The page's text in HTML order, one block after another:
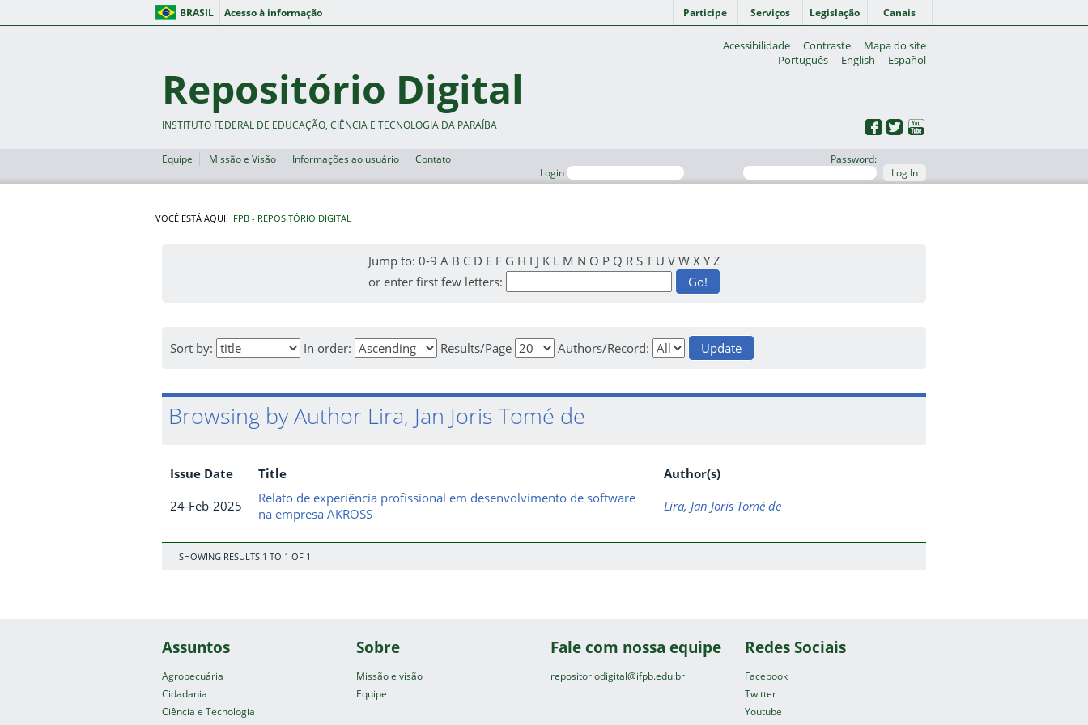
BRASIL Acesso à informação Participe Serviços Legislação Canais
Acessibilidade Contraste
Mapa do site
Português
English Español
Repositório Digital
INSTITUTO FEDERAL DE EDUCAÇÃO, CIÊNCIA E TECNOLOGIA DA PARAÍBA
Equipe Missão e Visão Informações ao usuário
Contato
Login
Password:
Log In
VOCÊ ESTÁ AQUI: IFPB - REPOSITÓRIO DIGITAL
Jump to: 0-9 A B C D E F G H I J K L M N O P Q R S T U V W X Y Z
or enter first few letters:
Sort by: In order: Results/Page Authors/Record:
Browsing by Author Lira, Jan Joris Tomé de
Issue Date Title
Author(s)
24-Feb-2025
Relato de experiência profissional em desenvolvimento de software
na empresa AKROSS
Lira, Jan Joris Tomé de
SHOWING RESULTS 1 TO 1 OF 1
Assuntos
Agropecuária
Cidadania
Ciência e Tecnologia
Sobre
Missão e visão
Equipe
Fale com nossa equipe
repositoriodigital@ifpb.edu.br
Redes Sociais
Facebook
Twitter
Youtube